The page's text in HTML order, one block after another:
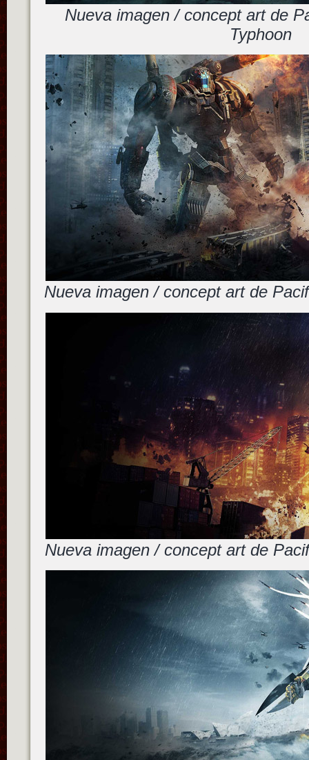
Nueva imagen / concept art de
Typhoon
Nueva imagen / concept art de
Nueva imagen / concept art de